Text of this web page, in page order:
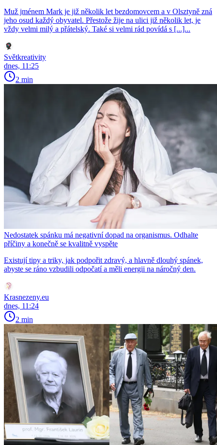
Muž jménem Mark je již několik let bezdomovcem a v Olsztyně zná
jeho osud každý obyvatel. Přestože žije na ulici již několik let, je
vždy velmi milý a přátelský. Také si velmi rád povídá s [...]...
Světkreativity
dnes, 11:25
2 min
Nedostatek spánku má negativní dopad na organismus. Odhalte
příčiny a konečně se kvalitně vyspěte
Existují tipy a triky, jak podpořit zdravý, a hlavně dlouhý spánek,
abyste se ráno vzbudili odpočatí a měli energii na náročný den.
Krasnezeny.eu
dnes, 11:24
2 min